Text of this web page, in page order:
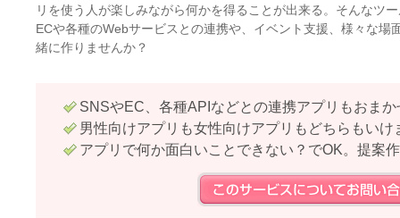
リを使う人が楽しみながら何かを得ることが出来る。そんなツ
ECや各種のWebサービスとの連携や、イベント支援、様々な場
緒に作りませんか？
SNSやEC、各種APIなどとの連携アプリもおま
男性向けアプリも女性向けアプリもどちらもいけ
アプリで何か面白いことできない？でOK。提案